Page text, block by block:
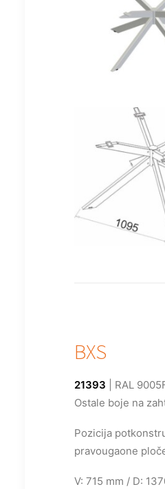
BXS
21393
| RAL
Ostale boje na
Pozicija
pravougaone
V: 715 mm / D: